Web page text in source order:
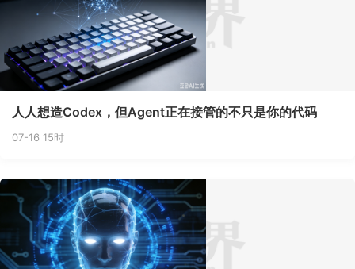
人人想造Codex，但Agent正在接管的不只是你的代码
07-16 15时